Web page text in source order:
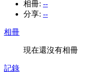
相冊: --
分享: --
相冊
現在還沒有相冊
記錄